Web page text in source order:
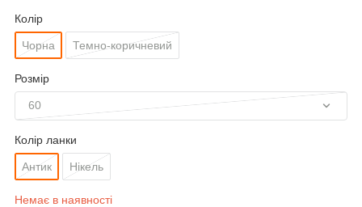
Колір
Чорна Темно-коричневий
Розмір
60
Колір ланки
Антик Нікель
Немає в наявності